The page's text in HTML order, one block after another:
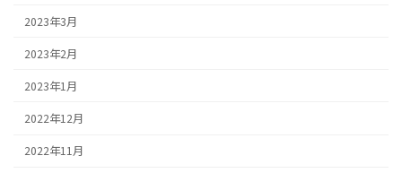
2023年3月
2023年2月
2023年1月
2022年12月
2022年11月